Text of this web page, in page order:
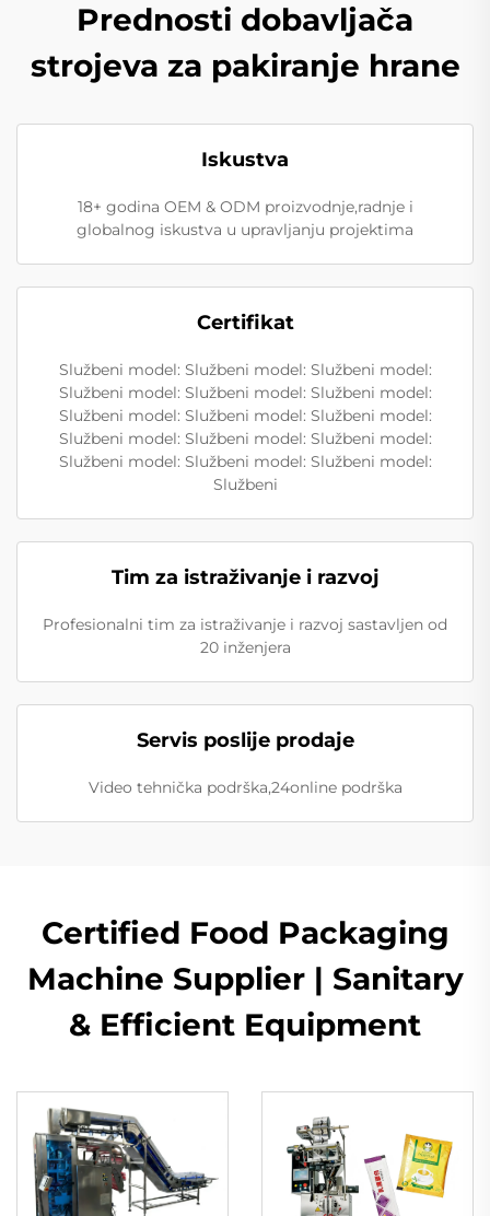
Prednosti dobavljača
strojeva za pakiranje hrane
Iskustva
18+ godina OEM & ODM proizvodnje,radnje i
globalnog iskustva u upravljanju projektima
Certifikat
Službeni model: Službeni model: Službeni model:
Službeni model: Službeni model: Službeni model:
Službeni model: Službeni model: Službeni model:
Službeni model: Službeni model: Službeni model:
Službeni model: Službeni model: Službeni model:
Službeni
Tim za istraživanje i razvoj
Profesionalni tim za istraživanje i razvoj sastavljen od
20 inženjera
Servis poslije prodaje
Video tehnička podrška,24online podrška
Certified Food Packaging
Machine Supplier | Sanitary
& Efficient Equipment